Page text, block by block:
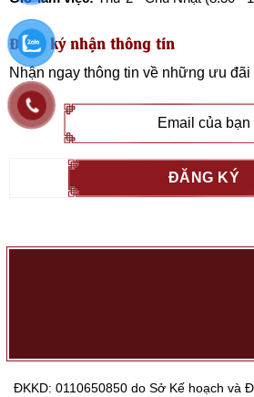
Đăng ký nhận thông tin
Nhận ngay thông tin về những ưu
ĐKKD: 0110650850 do Sở Kế hoạch và